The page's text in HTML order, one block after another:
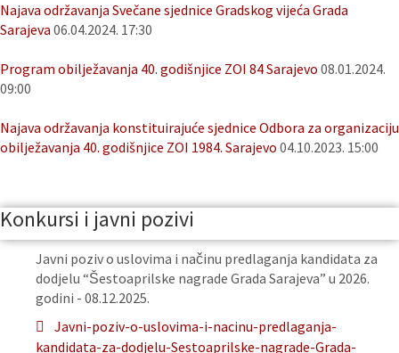
Najava održavanja Svečane sjednice Gradskog vijeća Grada
Sarajeva 06.04.2024. 17:30
Program obilježavanja 40. godišnjice ZOI 84 Sarajevo 08.01.2024.
09:00
Najava održavanja konstituirajuće sjednice Odbora za organizaciju
obilježavanja 40. godišnjice ZOI 1984. Sarajevo 04.10.2023. 15:00
Konkursi i javni pozivi
Javni poziv o uslovima i načinu predlaganja kandidata za
dodjelu “Šestoaprilske nagrade Grada Sarajeva” u 2026.
godini - 08.12.2025.
Javni-poziv-o-uslovima-i-nacinu-predlaganja-
kandidata-za-dodjelu-Sestoaprilske-nagrade-Grada-